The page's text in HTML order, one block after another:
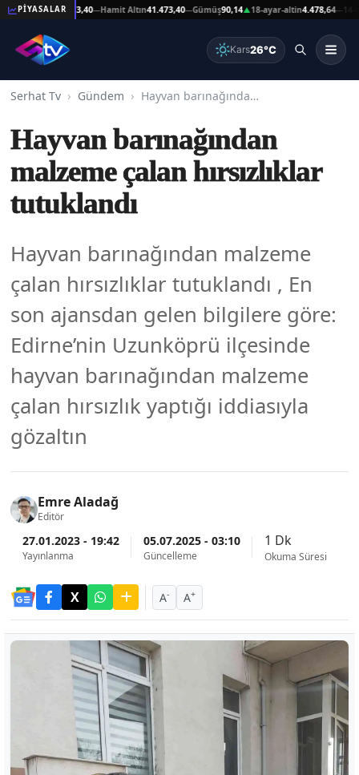
PİYASALAR
Altın41.473,40 —Hamit Altın41.473,40—Gümüş90,14▲18-ayar-altin4.478,64—14-ayar-
Kars26°C
Serhat Tv Gündem Hayvan barınağından malzeme çalan hırsızlıklar tutuklandı
Hayvan barınağından
malzeme çalan hırsızlıklar
tutuklandı
Hayvan barınağından malzeme
çalan hırsızlıklar tutuklandı , En
son ajansdan gelen bilgilere göre:
Edirne’nin Uzunköprü ilçesinde
hayvan barınağından malzeme
çalan hırsızlık yaptığı iddiasıyla
gözaltın
Emre Aladağ
Editör
27.01.2023 - 19:42
Yayınlanma
05.07.2025 - 03:10
Güncelleme
1 Dk
Okuma Süresi
A- A+